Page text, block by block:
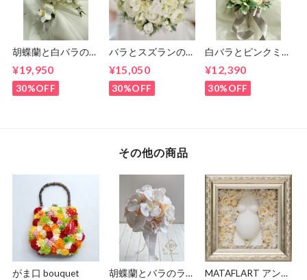
胡蝶蘭と白バラのキ
¥19,950
30%OFF
バラとスズランのラ
ケとブートニアのセ
ット）
¥15,050
30%OFF
白バラとピンクミニ
ケとブートニアのセ
ット
¥12,390
30%OFF
その他の商品
がま口 bouquet
胡蝶蘭とバラのラウ
MATAFLART アンテ